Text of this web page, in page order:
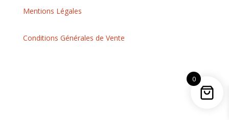
Mentions Légales
Conditions Générales de Vente
0